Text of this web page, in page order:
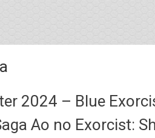
2024 – Blue
Ao no Exorcist: